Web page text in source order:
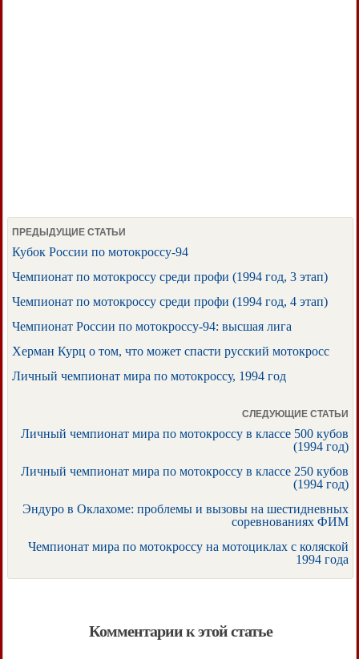
ПРЕДЫДУЩИЕ СТАТЬИ
Кубок России по мотокроссу-94
Чемпионат по мотокроссу среди профи (1994 год, 3 этап)
Чемпионат по мотокроссу среди профи (1994 год, 4 этап)
Чемпионат России по мотокроссу-94: высшая лига
Херман Курц о том, что может спасти русский мотокросс
Личный чемпионат мира по мотокроссу, 1994 год
СЛЕДУЮЩИЕ СТАТЬИ
Личный чемпионат мира по мотокроссу в классе 500 кубов
(1994 год)
Личный чемпионат мира по мотокроссу в классе 250 кубов
(1994 год)
Эндуро в Оклахоме: проблемы и вызовы на шестидневных
соревнованиях ФИМ
Чемпионат мира по мотокроссу на мотоциклах с коляской
1994 года
Комментарии к этой статье